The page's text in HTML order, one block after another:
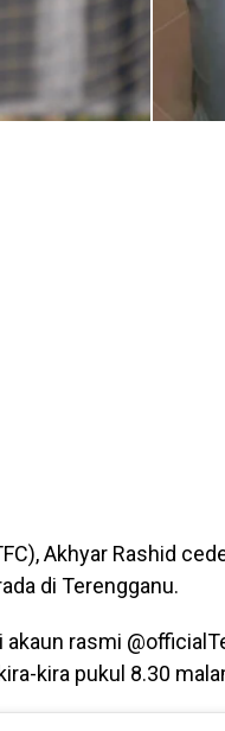
Akhyar Rashid
di Terengganu.
rasmi
kira pukul 8.30